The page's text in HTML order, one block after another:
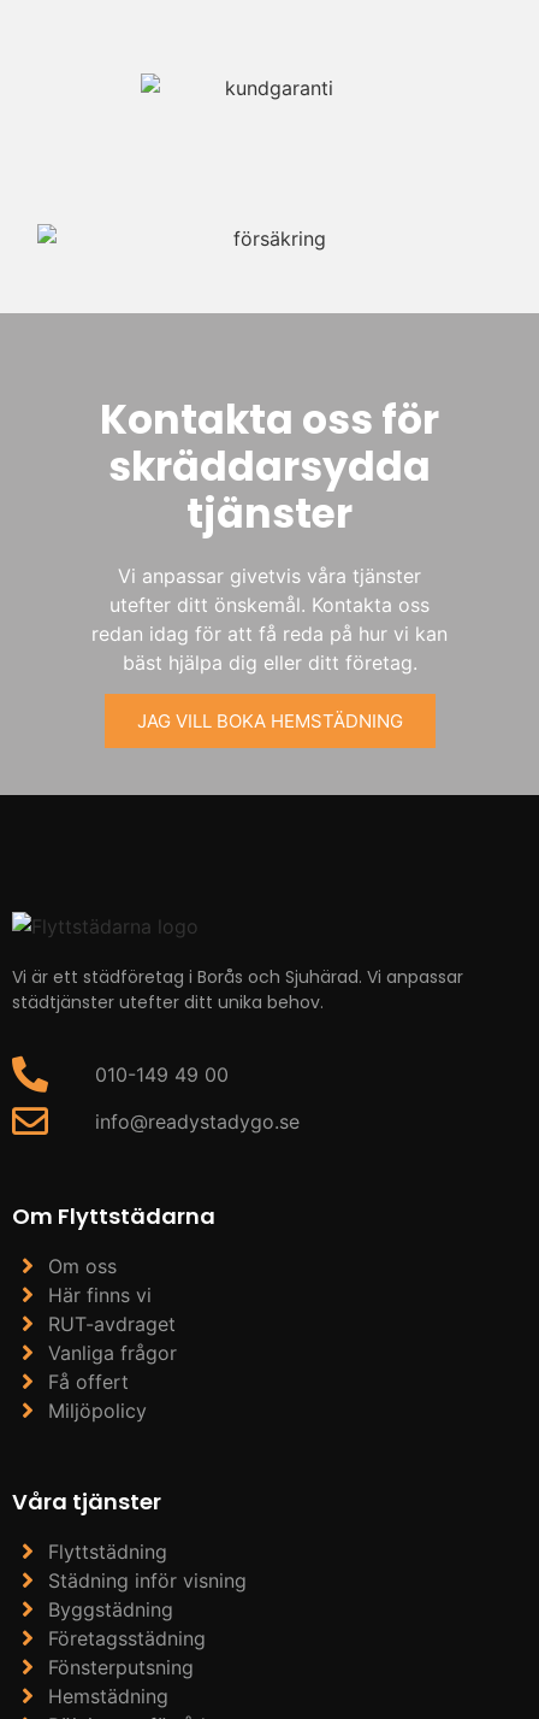
Kontakta oss för
skräddarsydda
tjänster
Vi anpassar givetvis våra tjänster
utefter ditt önskemål. Kontakta oss
redan idag för att få reda på hur vi kan
bäst hjälpa dig eller ditt företag.
JAG VILL BOKA HEMSTÄDNING
Vi är ett städföretag i Borås och Sjuhärad. Vi anpassar
städtjänster utefter ditt unika behov.
010-149 49 00
info@readystadygo.se
Om Flyttstädarna
Om oss
Här finns vi
RUT-avdraget
Vanliga frågor
Få offert
Miljöpolicy
Våra tjänster
Flyttstädning
Städning inför visning
Byggstädning
Företagsstädning
Fönsterputsning
Hemstädning